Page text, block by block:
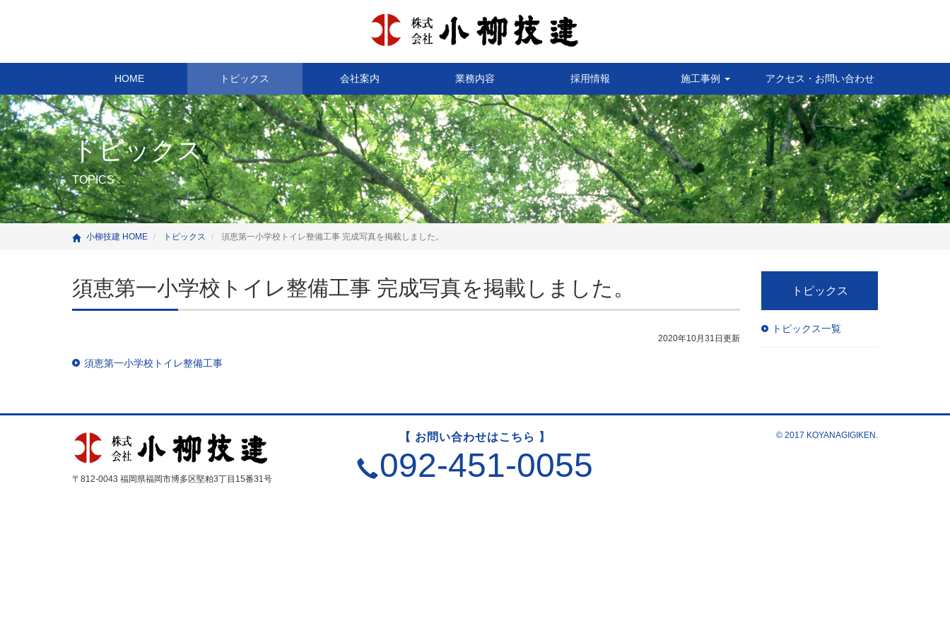
HOME トピックス 会社案内 業務内容 採用情報 施工事例 アクセス・お問い合わせ
トピックス
TOPICS
小柳技建 HOME トピックス 須恵第一小学校トイレ整備工事 完成写真を掲載しました。
須恵第一小学校トイレ整備工事 完成写真を掲載しました。
2020年10月31日更新
須恵第一小学校トイレ整備工事
トピックス
トピックス一覧
〒812-0043 福岡県福岡市博多区堅粕3丁目15番31号
【 お問い合わせはこちら 】
092-451-0055
© 2017 KOYANAGIGIKEN.